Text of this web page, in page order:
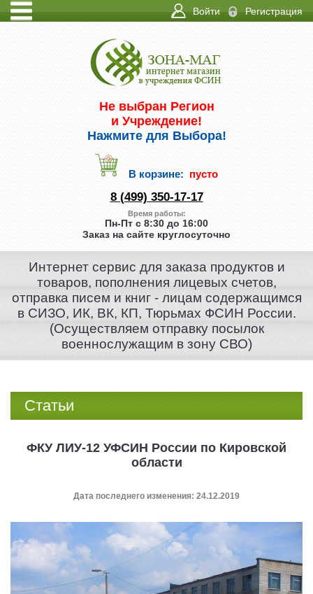
КОНТАКТЫ
Регистрация
Войти
Не выбран Регион
и Учреждение!
Нажмите для Выбора!
В корзине: пусто
8 (499) 350-17-17
Время работы:
Пн-Пт с 8:30 до 16:00
Заказ на сайте круглосуточно
Интернет сервис для заказа продуктов и
товаров, пополнения лицевых счетов,
отправка писем и книг - лицам содержащимся
в СИЗО, ИК, ВК, КП, Тюрьмах ФСИН России.
(Осуществляем отправку посылок
военнослужащим в зону СВО)
Статьи
ФКУ ЛИУ-12 УФСИН России по Кировской
области
Дата последнего изменения: 24.12.2019